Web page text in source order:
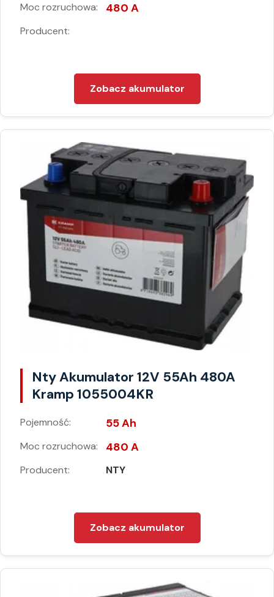
Moc rozruchowa: 480 A
Producent:
Zobacz akumulator
Nty Akumulator 12V 55Ah 480A
Kramp 1055004KR
Pojemność: 55 Ah
Moc rozruchowa: 480 A
Producent: NTY
Zobacz akumulator